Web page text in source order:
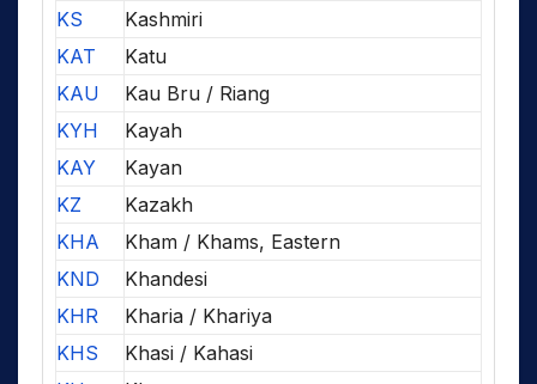
KS
Kashmiri
KAT
Katu
KAU
Kau Bru / Riang
KYH
Kayah
KAY
Kayan
KZ
Kazakh
KHA
Kham / Khams, Eastern
KND
Khandesi
KHR
Kharia / Khariya
KHS
Khasi / Kahasi